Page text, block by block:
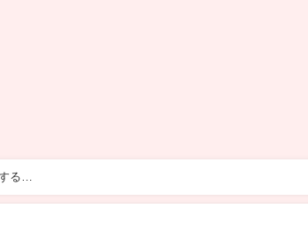
る…